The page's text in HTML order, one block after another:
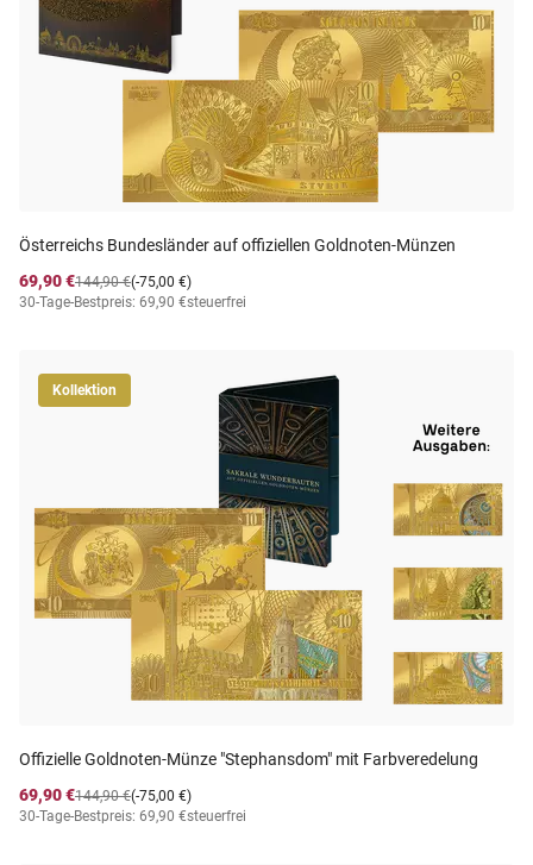
Österreichs Bundesländer auf offiziellen Goldnoten-Münzen
69,90 €
(-75,00 €)
144,90 €
30-Tage-Bestpreis: 69,90 €steuerfrei
Kollektion
Offizielle Goldnoten-Münze "Stephansdom" mit Farbveredelung
69,90 €
(-75,00 €)
144,90 €
30-Tage-Bestpreis: 69,90 €steuerfrei